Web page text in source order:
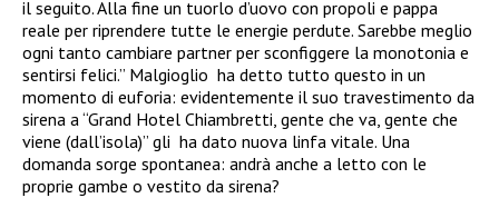
il seguito. Alla fine un tuorlo d’uovo con propoli e pappa
reale per riprendere tutte le energie perdute. Sarebbe meglio
ogni tanto cambiare partner per sconfiggere la monotonia e
sentirsi felici.” Malgioglio ha detto tutto questo in un
momento di euforia: evidentemente il suo travestimento da
sirena a “Grand Hotel Chiambretti, gente che va, gente che
viene (dall’isola)” gli ha dato nuova linfa vitale. Una
domanda sorge spontanea: andrà anche a letto con le
proprie gambe o vestito da sirena?